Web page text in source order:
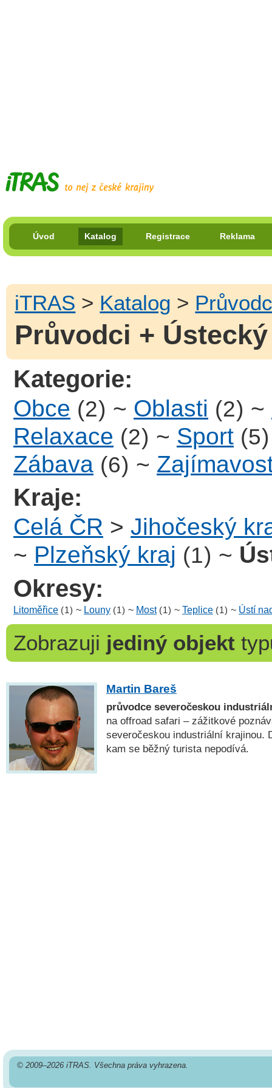
Úvod Katalog Registrace Reklama
iTRAS > Katalog >
Průvodci +
Kategorie:
Obce (2) ~ Oblasti (2) ~
Relaxace (2) ~ Sport (5)
Zábava (6) ~
Kraje:
Celá ČR > Jihočeský
~ Plzeňský kraj (1) ~
Okresy:
Litoměřice (1) ~ Louny (1) ~ Most (1) ~ Teplice (1) ~ Ústí
Zobrazuji jediný objekt
Martin Bareš
průvodce severočeskou
na offroad safari – zážitkové
severočeskou industriální krajinou.
kam se běžný turista nepodívá.
© 2009–2026 iTRAS. Všechna práva vyhrazena.